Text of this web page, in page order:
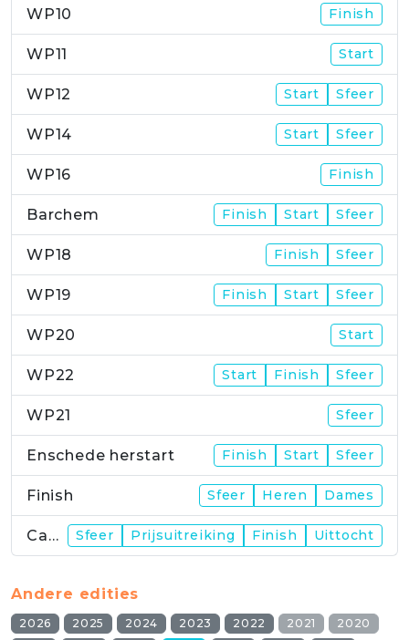
WP10 Finish
WP11 Start
WP12 Start Sfeer
WP14 Start Sfeer
WP16 Finish
Barchem Finish Start Sfeer
WP18 Finish Sfeer
WP19 Finish Start Sfeer
WP20 Start
WP22 Start Finish Sfeer
WP21 Sfeer
Enschede herstart Finish Start Sfeer
Finish Sfeer Heren Dames
Campus Sfeer Prijsuitreiking Finish Uittocht
Andere edities
2026 2025 2024 2023 2022 2021
2020